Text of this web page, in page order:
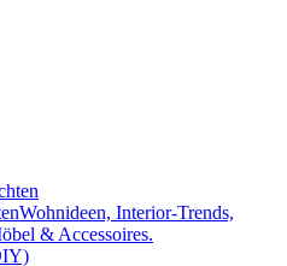
Wohnideen, Interior-Trends,
& Accessoires.